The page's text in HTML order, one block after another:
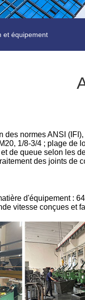
et équipement
normes ANSI
1/8-3/4 ; plage de
de queue selon les
des joints de
d'équipement :
vitesse conçues et